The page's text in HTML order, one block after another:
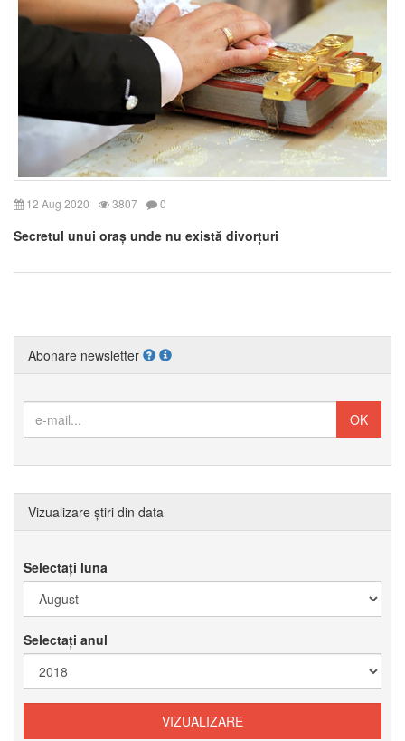
12 Aug 2020 3807 0
Secretul unui oraș unde nu există divorțuri
Abonare newsletter
Vizualizare știri din data
Selectați luna
Selectați anul